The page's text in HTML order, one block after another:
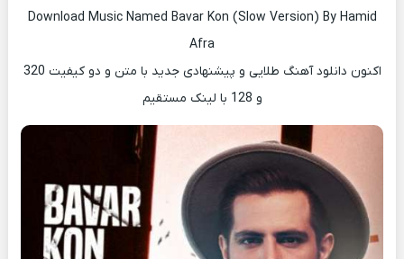
Download Music Named Bavar Kon (Slow Version) By Hamid
Afra
اکنون دانلود آهنگ طلایی و پیشنهادی جدید با متن و دو کیفیت 320
و 128 با لینک مستقیم